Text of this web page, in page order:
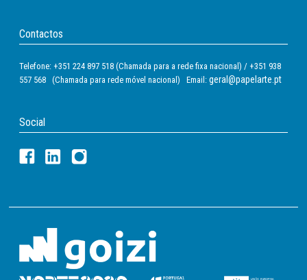
Contactos
Telefone: +351 224 897 518 (Chamada para a rede fixa nacional) / +351 938
557 568 (Chamada para rede móvel nacional) Email: geral@papelarte.pt
Social